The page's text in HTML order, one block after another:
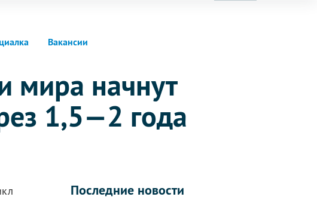
Вакансии
мира начнут
1,5—2 года
Последние новости